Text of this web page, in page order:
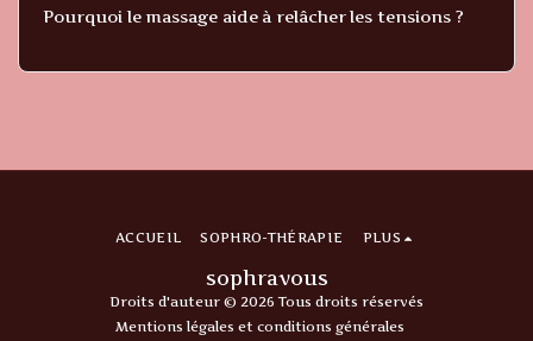
Pourquoi le massage aide à relâcher les tensions ?
sophravous
Droits d'auteur © 2026 Tous droits réservés
Mentions légales et conditions générales
ACCUEIL SOPHRO-THÉRAPIE PLUS